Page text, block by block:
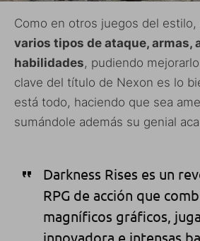
Como en otros juegos del
varios tipos de ataque, armas,
habilidades, pudiendo
clave del título de Nexon es lo
está todo, haciendo que sea
sumándole además su genial
Darkness Rises es un
RPG de acción que
magníficos gráficos,
innovadora e intensas